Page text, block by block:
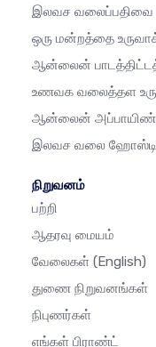
இலவச வலைப்பதிவை
ஒரு மன்றத்தை
ஆன்லைன்
உணவக வலைத்தள
ஆன்லைன்
இலவச வலை
நிறுவனம்
பற்றி
ஆதரவு மையம்
வேலைகள் (English)
துணை நிறுவனங்கள்
நிபுணர்கள்
எங்கள் பிராண்ட்